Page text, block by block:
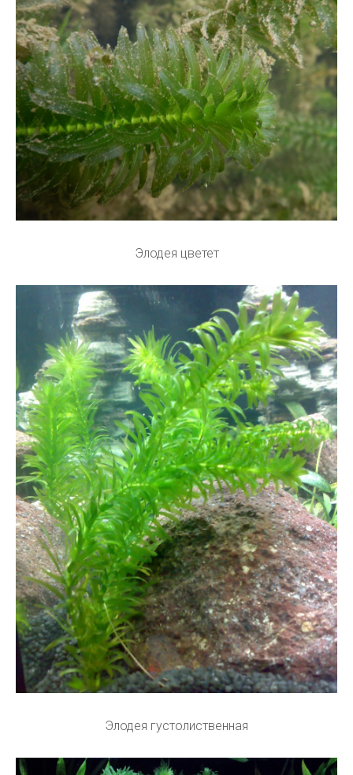
Элодея цветет
Элодея густолиственная